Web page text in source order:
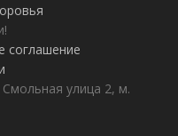
соглашение
улица 2, м.